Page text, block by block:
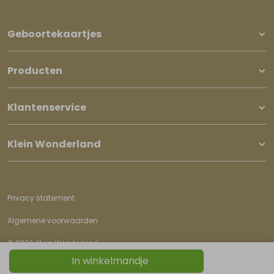
In winkelmandje
Geboortekaartjes
Producten
Klantenservice
Klein Wonderland
Privacy statement
Algemene voorwaarden
© 2026 Klein Wonderland